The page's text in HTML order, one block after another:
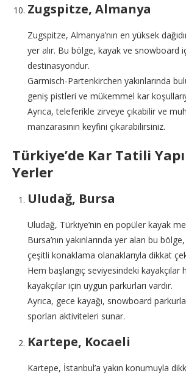
Zugspitze, Almanya
Zugspitze, Almanya’nın en yüksek
yer alır. Bu bölge, kayak ve snowboard
destinasyondur.
Garmisch-Partenkirchen yakınlarında
geniş pistleri ve mükemmel kar
Ayrıca, teleferikle zirveye çıkabilir ve
manzarasının keyfini çıkarabilirsiniz.
Türkiye’de Kar Tatili
Yerler
Uludağ, Bursa
Uludağ, Türkiye’nin en popüler kayak
Bursa’nın yakınlarında yer alan bu
çeşitli konaklama olanaklarıyla dikkat
Hem başlangıç seviyesindeki kayakçılar
kayakçılar için uygun parkurları vardır.
Ayrıca, gece kayağı, snowboard
sporları aktiviteleri sunar.
Kartepe, Kocaeli
Kartepe, İstanbul’a yakın konumuyla